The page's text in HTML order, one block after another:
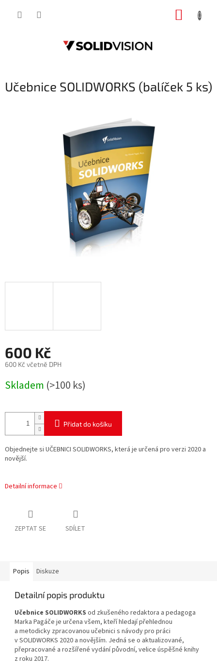
Učebnice SOLIDWORKS (balíček 5 ks)
600 Kč
600 Kč včetně DPH
cena:
Skladem (>100 ks)
Přidat do košíku
Objednejte si UČEBNICI SOLIDWORKS, která je určená pro verzi 2020 a
novější.
Detailní informace
ZEPTAT SE SDÍLET
Popis Diskuze
Detailní popis produktu
Učebnice SOLIDWORKS od zkušeného redaktora a pedagoga
Marka Pagáče je určena všem, kteří hledají přehlednou
a metodicky zpracovanou učebnici s návody pro práci
v SOLIDWORKS 2020 a novějším. Jedná se o aktualizované,
přepracované a rozšířené vydání původní, velice úspěšné knihy
z roku 2017.